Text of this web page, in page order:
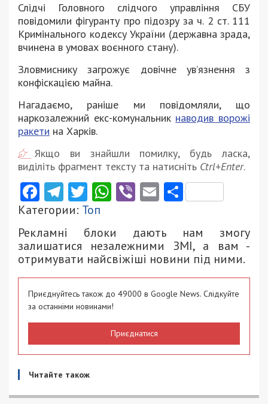
Слідчі Головного слідчого управління СБУ
повідомили фігуранту про підозру за ч. 2 ст. 111
Кримінального кодексу України (державна зрада,
вчинена в умовах воєнного стану).
Зловмиснику загрожує довічне ув’язнення з
конфіскацією майна.
Нагадаємо, раніше ми повідомляли, що
наркозалежний екс-комунальник наводив ворожі
ракети на Харків.
Якщо ви знайшли помилку, будь ласка,
виділіть фрагмент тексту та натисніть Ctrl+Enter.
Facebook
Telegram
Twitter
WhatsApp
ViberEmail
Категории: Топ
Рекламні блоки дають нам змогу
залишатися незалежними ЗМІ, а вам -
отримувати найсвіжіші новини під ними.
Приєднуйтесь також до 49000 в Google News. Слідкуйте
за останніми новинами!
Приєднатися
Читайте також